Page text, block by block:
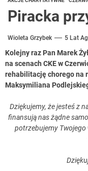
Piracka
Wioleta Grzybek 5 Lat
Kolejny raz Pan Marek
na scenach CKE w
rehabilitację chorego na
Maksymiliana
Dziękujemy, że jesteś z
finansują nas żądne
potrzebujemy Twojego